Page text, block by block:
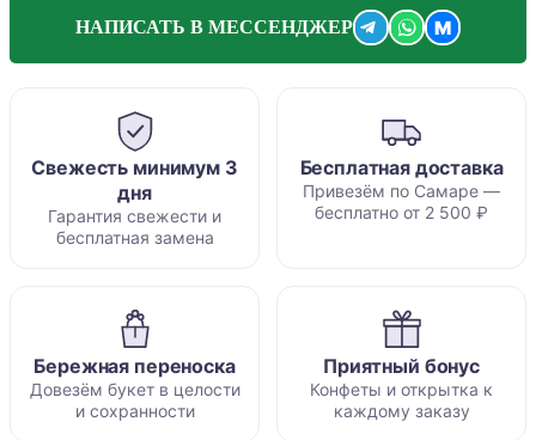
НАПИСАТЬ В МЕССЕНДЖЕР M
Свежесть минимум 3
дня
Гарантия свежести и
бесплатная замена
Бесплатная доставка
Привезём по Самаре —
бесплатно от 2 500 ₽
Бережная переноска
Довезём букет в целости
и сохранности
Приятный бонус
Конфеты и открытка к
каждому заказу